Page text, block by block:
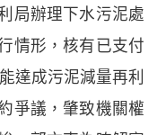
局辦理下水污泥處
情形，核有已支付
達成污泥減量再利
爭議，肇致機關權